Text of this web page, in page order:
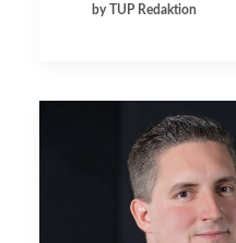
by TUP Redaktion